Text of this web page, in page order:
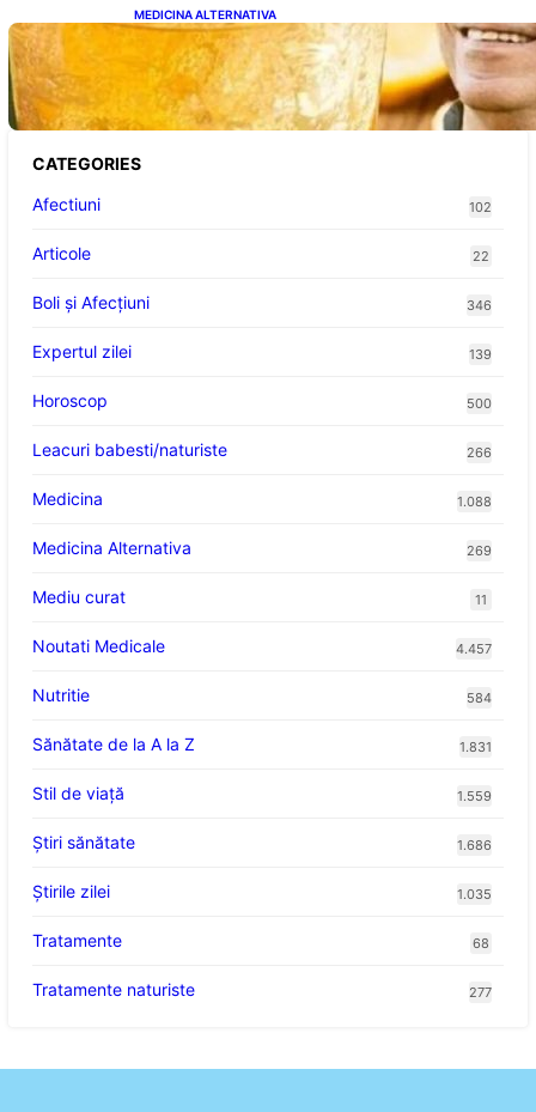
MEDICINA ALTERNATIVA
Cele cinci băuturi esențiale pentru
menținerea glicemiei sub control pe timpul
nopții: Ghidul specialistului
CATEGORIES
Afectiuni
102
Articole 22
Boli și Afecțiuni 346
Expertul zilei 139
Horoscop 500
Leacuri babesti/naturiste 266
Medicina 1.088
Medicina Alternativa 269
Mediu curat 11
Noutati Medicale 4.457
Nutritie 584
Sănătate de la A la Z 1.831
Stil de viaţă 1.559
Ştiri sănătate 1.686
Știrile zilei 1.035
Tratamente 68
Tratamente naturiste 277